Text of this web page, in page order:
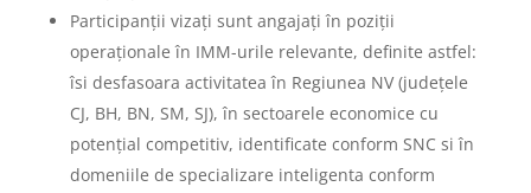
Participanții vizați sunt angajați în poziții
operaționale în IMM-urile relevante, definite astfel:
îsi desfasoara activitatea în Regiunea NV (județele
CJ, BH, BN, SM, SJ), în sectoarele economice cu
potențial competitiv, identificate conform SNC si în
domeniile de specializare inteligenta conform